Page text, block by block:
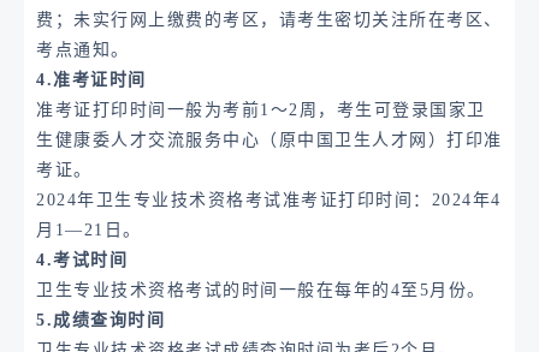
费；未实行网上缴费的考区，请考生密切关注所在考区、
考点通知。
4.准考证时间
准考证打印时间一般为考前1～2周，考生可登录国家卫
生健康委人才交流服务中心（原中国卫生人才网）打印准
考证。
2024年卫生专业技术资格考试准考证打印时间：2024年4
月1—21日。
4.考试时间
卫生专业技术资格考试的时间一般在每年的4至5月份。
5.成绩查询时间